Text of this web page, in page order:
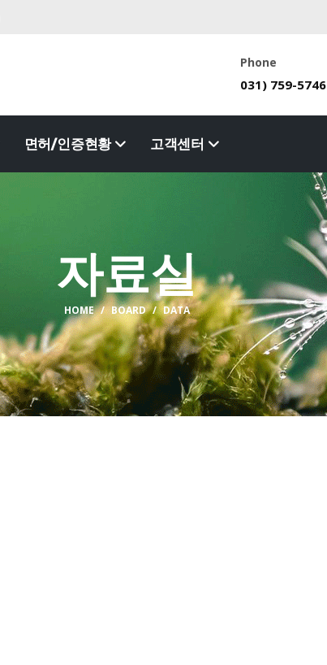
Phone
031) 759-5746
면허/인증현황 고객센터
자료실
HOME BOARD DATA